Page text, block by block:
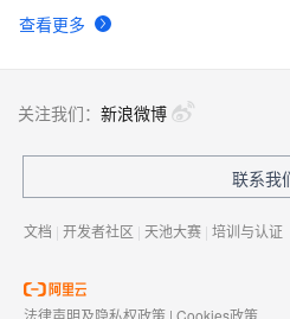
查看更多
关注我们： 新浪微博
联系我
文档 | 开发者社区 | 天池大赛 | 培训与认证
法律声明及隐私权政策 | Cookies政策